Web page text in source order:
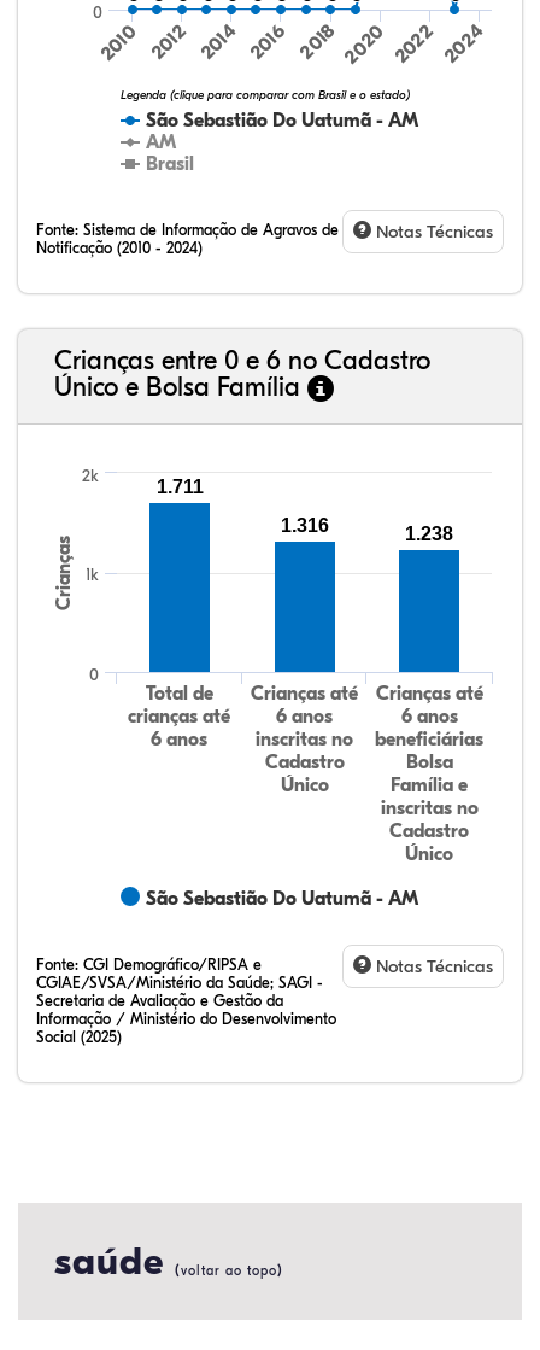
São Sebastião Do Uatumã - AM
AM
Brasil
Legenda (clique para comparar com Brasil e o estado)
2010 2012 2014 2016 2018 2020 2022 2024
0
Fonte: Sistema de Informação de Agravos de
Notificação (2010 - 2024)
Notas Técnicas
Crianças entre 0 e 6 no Cadastro
Único e Bolsa Família
Crianças
São Sebastião Do Uatumã - AM
Total de
crianças até
6 anos
Crianças até
6 anos
inscritas no
Cadastro
Único
Crianças até
6 anos
beneficiárias
Bolsa
Família e
inscritas no
Cadastro
Único
0
1k
2k
1.711
1.316
1.238
Fonte: CGI Demográfico/RIPSA e
CGIAE/SVSA/Ministério da Saúde; SAGI -
Secretaria de Avaliação e Gestão da
Informação / Ministério do Desenvolvimento
Social (2025)
Notas Técnicas
saúde (voltar ao topo)
5,94%
1,21%
0,19%
77,53%
14,40%
0,72%
32,57%
9,24%
0,46%
54,88%
1,27%
1,56%